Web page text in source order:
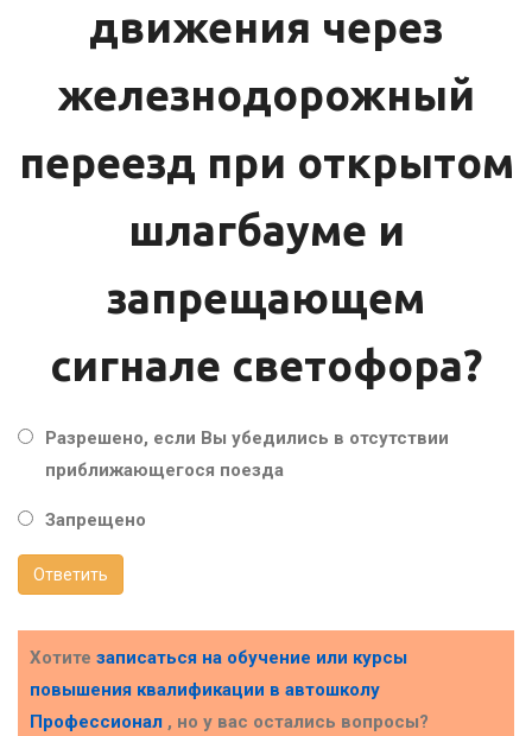
движения через
железнодорожный
переезд при открытом
шлагбауме и
запрещающем
сигнале светофора?
Разрешено, если Вы убедились в отсутствии
приближающегося поезда
Запрещено
Ответить
Хотите записаться на обучение или курсы
повышения квалификации в автошколу
Профессионал , но у вас остались вопросы?